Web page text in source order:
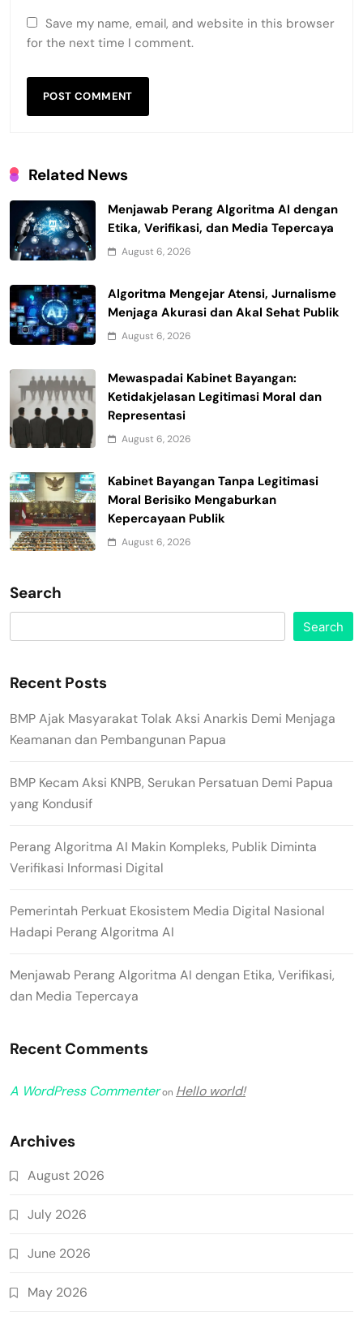
Save my name, email, and website in this browser
for the next time I comment.
Related News
Menjawab Perang Algoritma AI dengan
Etika, Verifikasi, dan Media Tepercaya
August 6, 2026
Algoritma Mengejar Atensi, Jurnalisme
Menjaga Akurasi dan Akal Sehat Publik
August 6, 2026
Mewaspadai Kabinet Bayangan:
Ketidakjelasan Legitimasi Moral dan
Representasi
August 6, 2026
Kabinet Bayangan Tanpa Legitimasi
Moral Berisiko Mengaburkan
Kepercayaan Publik
August 6, 2026
Search
Search
Recent Posts
BMP Ajak Masyarakat Tolak Aksi Anarkis Demi Menjaga
Keamanan dan Pembangunan Papua
BMP Kecam Aksi KNPB, Serukan Persatuan Demi Papua
yang Kondusif
Perang Algoritma AI Makin Kompleks, Publik Diminta
Verifikasi Informasi Digital
Pemerintah Perkuat Ekosistem Media Digital Nasional
Hadapi Perang Algoritma AI
Menjawab Perang Algoritma AI dengan Etika, Verifikasi,
dan Media Tepercaya
Recent Comments
A WordPress Commenteron Hello world!
Archives
August 2026
July 2026
June 2026
May 2026